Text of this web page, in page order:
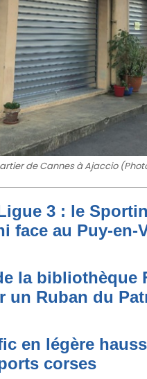
de Cannes à Ajaccio
3 : le
face au Puy-en-
la bibliothèque
un Ruban du
en légère
corses